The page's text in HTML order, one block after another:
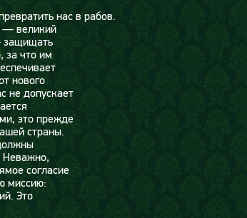
нас в рабов.
— великий
защищать
за что им
нового
не допускает
это прежде
страны.
Неважно,
согласие
миссию:
Это